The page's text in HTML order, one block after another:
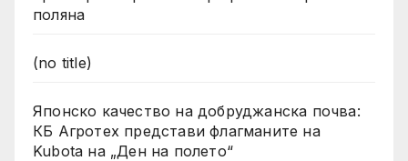
поляна
(no title)
Японско качество на добруджанска почва:
КБ Агротех представи флагманите на
Kubota на „Ден на полето“